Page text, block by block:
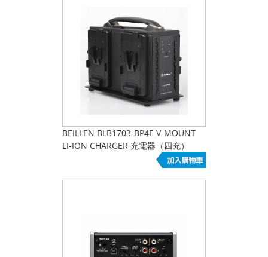
BEILLEN BLB1703-BP4E V-MOUNT
LI-ION CHARGER 充電器（四充）